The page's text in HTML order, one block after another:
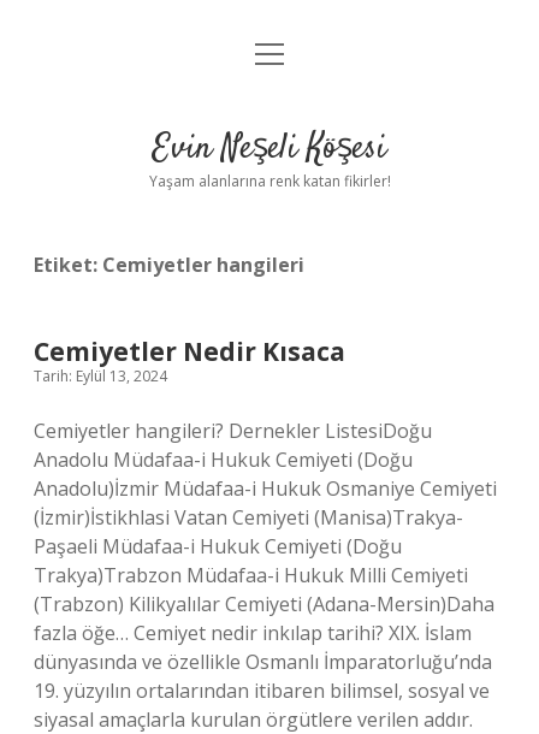
Anasayfa
Yasal Uyarı
menüyü
Evin Neşeli Köşesi
Yaşam alanlarına renk katan fikirler!
Etiket: Cemiyetler hangileri
Cemiyetler Nedir Kısaca
Tarih: Eylül 13, 2024
Cemiyetler hangileri? Dernekler ListesiDoğu
Anadolu Müdafaa-i Hukuk Cemiyeti (Doğu
Anadolu)İzmir Müdafaa-i Hukuk Osmaniye Cemiyeti
(İzmir)İstikhlasi Vatan Cemiyeti (Manisa)Trakya-
Paşaeli Müdafaa-i Hukuk Cemiyeti (Doğu
Trakya)Trabzon Müdafaa-i Hukuk Milli Cemiyeti
(Trabzon) Kilikyalılar Cemiyeti (Adana-Mersin)Daha
fazla öğe… Cemiyet nedir inkılap tarihi? XIX. İslam
dünyasında ve özellikle Osmanlı İmparatorluğu’nda
19. yüzyılın ortalarından itibaren bilimsel, sosyal ve
siyasal amaçlarla kurulan örgütlere verilen addır.